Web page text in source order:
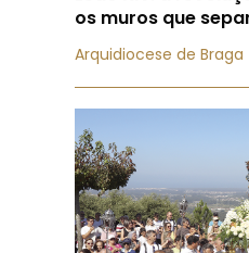
os muros que
Arquidiocese de Braga